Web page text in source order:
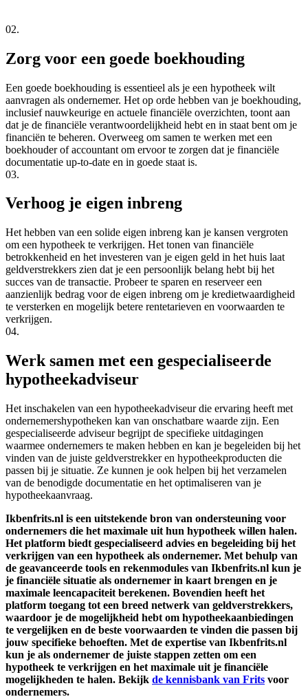
02.
Zorg voor een goede boekhouding
Een goede boekhouding is essentieel als je een hypotheek wilt
aanvragen als ondernemer. Het op orde hebben van je boekhouding,
inclusief nauwkeurige en actuele financiële overzichten, toont aan
dat je de financiële verantwoordelijkheid hebt en in staat bent om je
financiën te beheren. Overweeg om samen te werken met een
boekhouder of accountant om ervoor te zorgen dat je financiële
documentatie up-to-date en in goede staat is.
03.
Verhoog je eigen inbreng
Het hebben van een solide eigen inbreng kan je kansen vergroten
om een hypotheek te verkrijgen. Het tonen van financiële
betrokkenheid en het investeren van je eigen geld in het huis laat
geldverstrekkers zien dat je een persoonlijk belang hebt bij het
succes van de transactie. Probeer te sparen en reserveer een
aanzienlijk bedrag voor de eigen inbreng om je kredietwaardigheid
te versterken en mogelijk betere rentetarieven en voorwaarden te
verkrijgen.
04.
Werk samen met een gespecialiseerde
hypotheekadviseur
Het inschakelen van een hypotheekadviseur die ervaring heeft met
ondernemershypotheken kan van onschatbare waarde zijn. Een
gespecialiseerde adviseur begrijpt de specifieke uitdagingen
waarmee ondernemers te maken hebben en kan je begeleiden bij het
vinden van de juiste geldverstrekker en hypotheekproducten die
passen bij je situatie. Ze kunnen je ook helpen bij het verzamelen
van de benodigde documentatie en het optimaliseren van je
hypotheekaanvraag.
Ikbenfrits.nl is een uitstekende bron van ondersteuning voor
ondernemers die het maximale uit hun hypotheek willen halen.
Het platform biedt gespecialiseerd advies en begeleiding bij het
verkrijgen van een hypotheek als ondernemer. Met behulp van
de geavanceerde tools en rekenmodules van Ikbenfrits.nl kun je
je financiële situatie als ondernemer in kaart brengen en je
maximale leencapaciteit berekenen. Bovendien heeft het
platform toegang tot een breed netwerk van geldverstrekkers,
waardoor je de mogelijkheid hebt om hypotheekaanbiedingen
te vergelijken en de beste voorwaarden te vinden die passen bij
jouw specifieke behoeften. Met de expertise van Ikbenfrits.nl
kun je als ondernemer de juiste stappen zetten om een
hypotheek te verkrijgen en het maximale uit je financiële
mogelijkheden te halen. Bekijk de kennisbank van Frits voor
ondernemers.